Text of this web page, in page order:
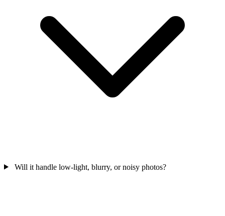
Will it handle low-light, blurry, or noisy photos?